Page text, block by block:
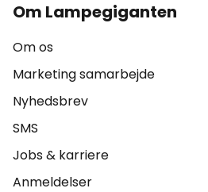
Om Lampegiganten
Om os
Marketing samarbejde
Nyhedsbrev
SMS
Jobs & karriere
Anmeldelser